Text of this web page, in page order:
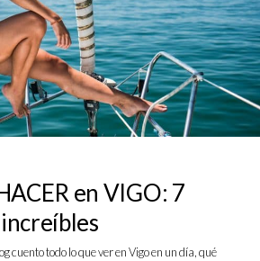
en VIGO: 7
cuento todo lo que ver en Vigo en un día, qué